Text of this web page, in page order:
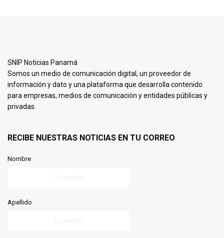
SNIP Noticias Panamá
Somos un medio de comunicación digital, un proveedor de
información y dato y una plataforma que desarrolla contenido
para empresas, medios de comunicación y entidades públicas y
privadas.
RECIBE NUESTRAS NOTICIAS EN TU CORREO
Nombre
Apellido